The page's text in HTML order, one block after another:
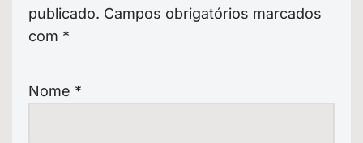
publicado. Campos obrigatórios marcados
com *
Nome *